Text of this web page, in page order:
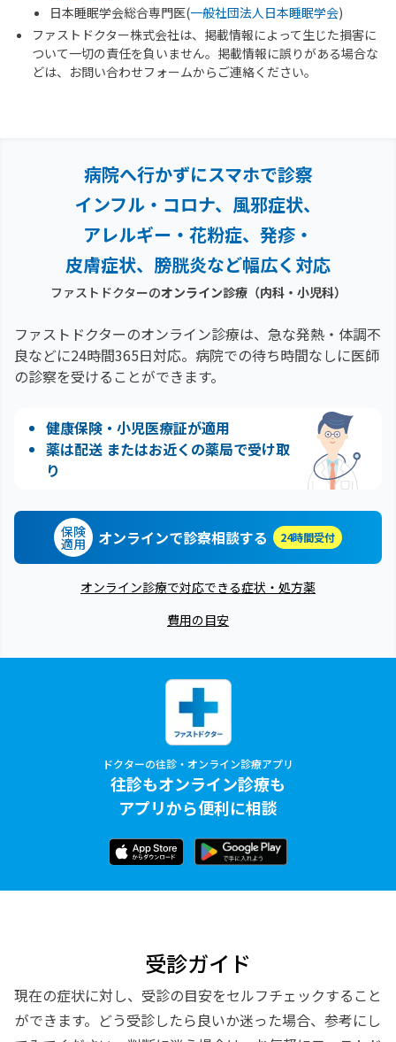
日本睡眠学会総合専門医(一般社団法人日本睡眠学会)
ファストドクター株式会社は、掲載情報によって生じた損害に
ついて一切の責任を負いません。掲載情報に誤りがある場合な
どは、お問い合わせフォームからご連絡ください。
病院へ行かずにスマホで診察
インフル・コロナ、風邪症状、
アレルギー・花粉症、 発疹・
皮膚症状、膀胱炎など幅広く対応
ファストドクターのオンライン診療（内科・小児科）
ファストドクターのオンライン診療は、急な発熱・体調不
良などに24時間365日対応。 病院での待ち時間なしに医師
の診察を受けることができます。
健康保険・小児医療証が適用
薬は配送 またはお近くの薬局で受け取
り
保険
適用 オンラインで診察相談する 24時間受付
オンライン診療で対応できる症状・処方薬
費用の目安
ドクターの往診・オンライン診療アプリ
往診もオンライン診療も
アプリから便利に相談
受診ガイド
現在の症状に対し、受診の目安をセルフチェックすること
ができます。どう受診したら良いか迷った場合、参考にし